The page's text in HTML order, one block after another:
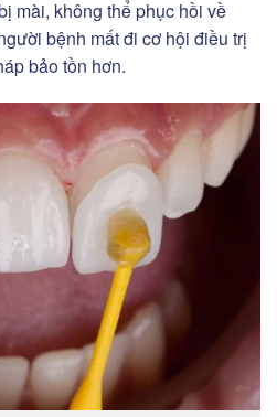
mài, không thể phục hồi về
bệnh mất đi cơ hội điều trị
bảo tồn hơn.